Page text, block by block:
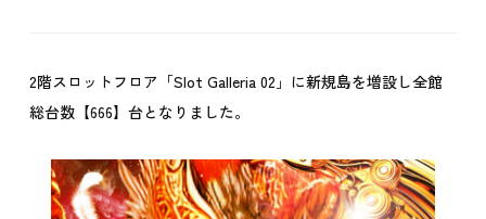
2階スロットフロア「Slot Galleria 02」に新規島を増設し全館
総台数【666】台となりました。